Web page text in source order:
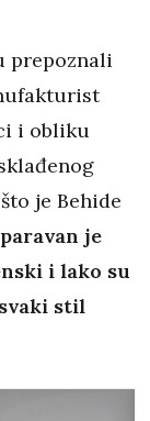
prepoznali
i obliku
je Behide
je
i lako su
stil